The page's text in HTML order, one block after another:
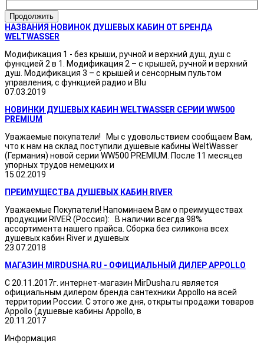
Продолжить
НАЗВАНИЯ НОВИНОК ДУШЕВЫХ КАБИН ОТ БРЕНДА
WELTWASSER
Модификация 1 - без крыши, ручной и верхний душ, душ с
функцией 2 в 1. Модификация 2 – с крышей, ручной и верхний
душ. Модификация 3 – с крышей и сенсорным пультом
управления, с функцией радио и Blu
07.03.2019
НОВИНКИ ДУШЕВЫХ КАБИН WELTWASSER СЕРИИ WW500
PREMIUM
Уважаемые покупатели! Мы с удовольствием сообщаем Вам,
что к нам на склад поступили душевые кабины WeltWasser
(Германия) новой серии WW500 PREMIUM. После 11 месяцев
упорных трудов немецких и
15.02.2019
ПРЕИМУЩЕСТВА ДУШЕВЫХ КАБИН RIVER
Уважаемые Покупатели! Напоминаем Вам о преимуществах
продукции RIVER (Россия): В наличии всегда 98%
ассортимента нашего прайса. Сборка без силикона всех
душевых кабин River и душевых
23.07.2018
МАГАЗИН MIRDUSHA.RU - ОФИЦИАЛЬНЫЙ ДИЛЕР APPOLLO
С 20.11.2017г. интернет-магазин MirDusha.ru является
официальным дилером бренда сантехники Appollo на всей
территории России. С этого же дня, открыты продажи товаров
Appollo (душевые кабины Appollo, в
20.11.2017
Информация